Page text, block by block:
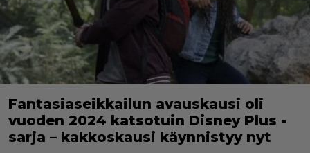
Fantasiaseikkailun avauskausi oli
vuoden 2024 katsotuin Disney Plus -
sarja – kakkoskausi käynnistyy nyt